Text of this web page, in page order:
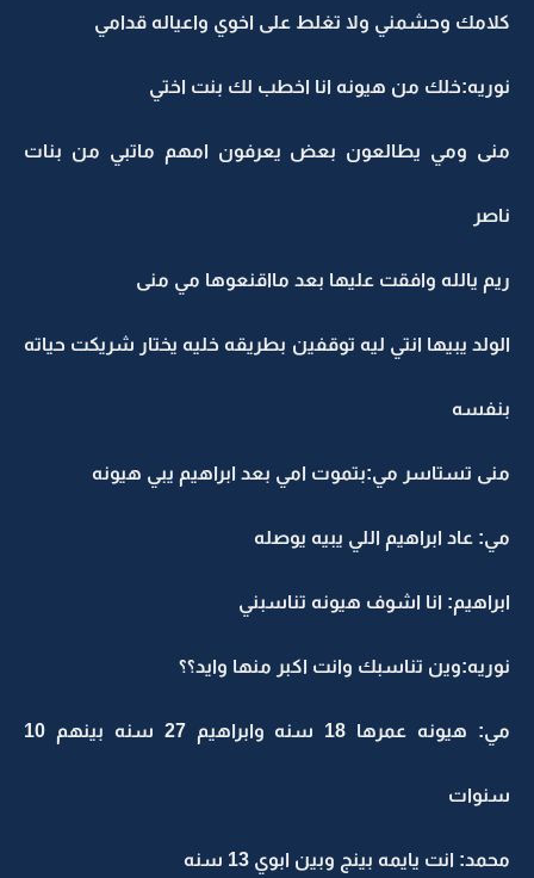
كلامك وحشمني ولا تغلط على اخوي واعياله قدامي
نوريه:خلك من هيونه انا اخطب لك بنت اختي
منى ومي يطالعون بعض يعرفون امهم ماتبي من بنات
ناصر
ريم يالله وافقت عليها بعد مااقنعوها مي منى
الولد يبيها انتي ليه توقفين بطريقه خليه يختار شريكت حياته
بنفسه
منى تستاسر مي:بتموت امي بعد ابراهيم يبي هيونه
مي: عاد ابراهيم اللي يبيه يوصله
ابراهيم: انا اشوف هيونه تناسبني
نوريه:وين تناسبك وانت اكبر منها وايد؟؟
مي: هيونه عمرها 18 سنه وابراهيم 27 سنه بينهم 10
سنوات
محمد: انت يايمه بينج وبين ابوي 13 سنه